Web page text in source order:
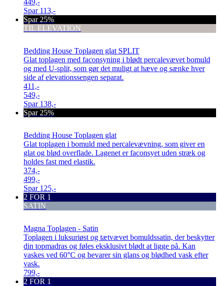
Spar 113,-
Spar 25%
TIL ELEVATION
Bedding House Toplagen glat SPLIT
Glat toplagen med faconsyning i blødt percalevævet bomuld
og med U-split, som gør det muligt at hæve og sænke hver
side af elevationssengen separat.
411,-
549,-
Spar 138,-
Spar 25%
Bedding House Toplagen glat
Glat toplagen i bomuld med percalevævning, som giver en
glat og blød overflade. Lagenet er faconsyet uden stræk og
holdes fast med elastik.
374,-
499,-
Spar 125,-
2 FOR 1
SATIN
Magna Toplagen - Satin
Toplagen i luksuriøst og tætvævet bomuldssatin, der beskytter
din topmadras og føles eksklusivt blødt at ligge på. Kan
vaskes ved 60°C og bevarer sin glans og blødhed vask efter
vask.
799,-
2 FOR 1